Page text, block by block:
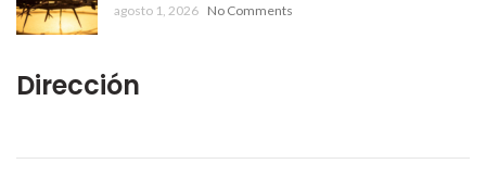
agosto 1, 2026 No Comments
Dirección